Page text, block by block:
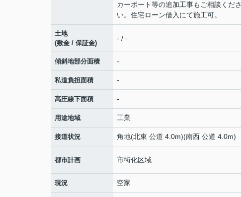
カーポート等の追加工事もご相談くださ
い。住宅ローン借入にて施工可。
土地
(敷金 / 保証金)
- / -
傾斜地部分面積 -
私道負担面積 -
高圧線下面積 -
用途地域 工業
接道状況 角地(北東 公道 4.0m)(南西 公道 4.0m)
都市計画 市街化区域
現況 空家